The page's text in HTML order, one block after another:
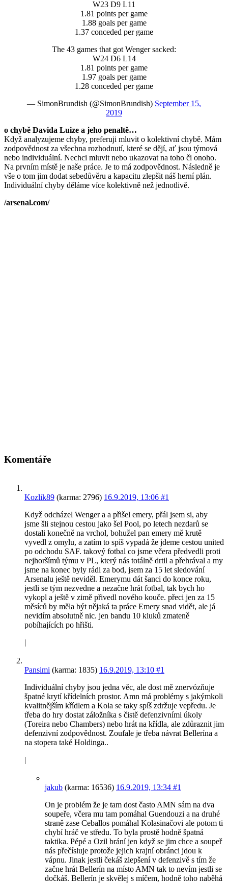
W23 D9 L11
1.81 points per game
1.88 goals per game
1.37 conceded per game
The 43 games that got Wenger sacked:
W24 D6 L14
1.81 points per game
1.97 goals per game
1.28 conceded per game
— SimonBrundish (@SimonBrundish) September 15,
2019
o chybě Davida Luize a jeho penaltě…
Když analyzujeme chyby, preferuji mluvit o kolektivní chybě. Mám
zodpovědnost za všechna rozhodnutí, které se dějí, ať jsou týmová
nebo individuální. Nechci mluvit nebo ukazovat na toho či onoho.
Na prvním místě je naše práce. Je to má zodpovědnost. Následně je
vše o tom jim dodat sebedůvěru a kapacitu zlepšit náš herní plán.
Individuální chyby děláme více kolektivně než jednotlivě.
/arsenal.com/
Komentáře
Kozlik89 (karma: 2796) 16.9.2019, 13:06 #1
Když odcházel Wenger a a přišel emery, přál jsem si, aby
jsme šli stejnou cestou jako šel Pool, po letech nezdarů se
dostali konečně na vrchol, bohužel pan emery mě krutě
vyvedl z omylu, a zatím to spíš vypadá že jdeme cestou united
po odchodu SAF. takový fotbal co jsme včera předvedli proti
nejhoršímů týmu v PL, který nás totálně drtil a přehrával a my
jsme na konec byly rádi za bod, jsem za 15 let sledování
Arsenalu ještě neviděl. Emerymu dát šanci do konce roku,
jestli se tým nezvedne a nezačne hrát fotbal, tak bych ho
vykopl a ještě v zimě přivedl nového kouče. přeci jen za 15
měsíců by měla být nějaká ta práce Emery snad vidět, ale já
nevidím absolutně nic. jen bandu 10 kluků zmateně
pobíhajících po hřišti.
|
Pansimi (karma: 1835) 16.9.2019, 13:10 #1
Individuální chyby jsou jedna věc, ale dost mě znervózňuje
špatné krytí křídelních prostor. Amn má problémy s jakýmkoli
kvalitnějším křídlem a Kola se taky spíš zdržuje vepředu. Je
třeba do hry dostat záložníka s čistě defenzivními úkoly
(Toreira nebo Chambers) nebo hrát na křídla, ale zdůraznit jim
defenzivní zodpovědnost. Zoufale je třeba návrat Bellerína a
na stopera také Holdinga..
|
jakub (karma: 16536) 16.9.2019, 13:34 #1
On je problém že je tam dost často AMN sám na dva
soupeře, včera mu tam pomáhal Guendouzi a na druhé
straně zase Ceballos pomáhal Kolasinačovi ale potom ti
chybí hráč ve středu. To byla prostě hodně špatná
taktika. Pépé a Ozil brání jen když se jim chce a soupeř
nás přečísluje protože jejich krajní obránci jdou k
vápnu. Jinak jestli čekáš zlepšení v defenzivě s tím že
začne hrát Bellerín na místo AMN tak to nevím jestli se
dočkáš. Bellerín je skvělej s míčem, hodně toho naběhá